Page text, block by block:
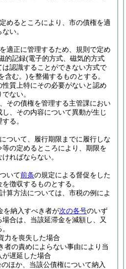
めるところにより、市の債権を適
い。
適正に管理するため、規則で定め
的記録(電子的方式、磁気的方式
認識することができない方式で
含む。)を整備するものとする。
質上特にその必要がないと認め
ない。
その債権を管理する主管課におい
、その内容について異動が生じ
る。
ついて、履行期限までに履行しな
の定めるところにより、期限を
ればならない。
いて前条の規定による督促をした
徴収するものとする。
算方法については、市税の例によ
を納入すべき者が次の各号のいず
合は、当該延滞金を減額し、又
力を喪失した場合
者の責めによらない事由により当
遅延した場合
ほか、当該公債権について納入